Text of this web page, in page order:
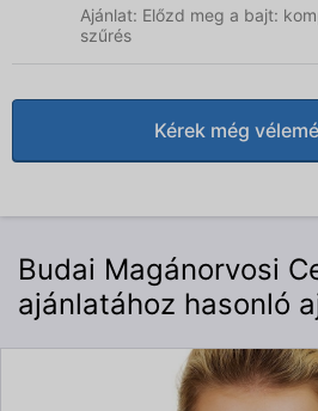
Ajánlat: Előzd meg a bajt:
szűrés
Kérek még
Budai Magánorvosi
ajánlatához hasonló